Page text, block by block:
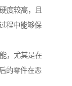
度较高，且
程中能够保
，尤其是在
的零件在恶